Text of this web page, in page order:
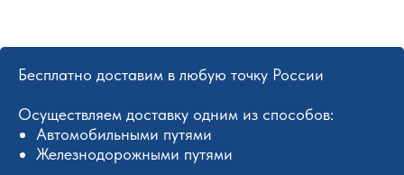
Бесплатно доставим в любую точку России
Осуществляем доставку одним из способов:
Автомобильными путями
Железнодорожными путями